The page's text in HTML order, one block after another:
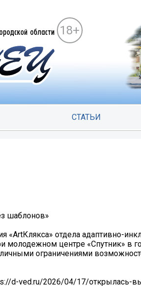
18+
СТАТЬИ
шаблонов»
«АrtКлякса» отдела адаптивно-
молодежном центре «Спутник» в
ограничениями
d-ved.ru/2026/04/17/открылась-